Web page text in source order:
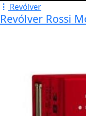
Revólver
Revólver Rossi